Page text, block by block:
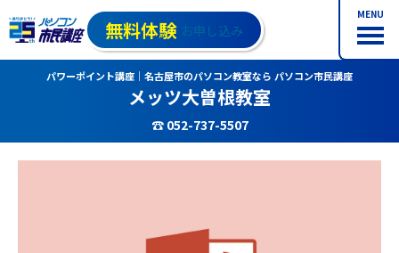
MENU
無料体験 お申し込み
パワーポイント講座｜名古屋市のパソコン教室なら パソコン市民講座
メッツ大曽根教室
☎ 052-737-5507